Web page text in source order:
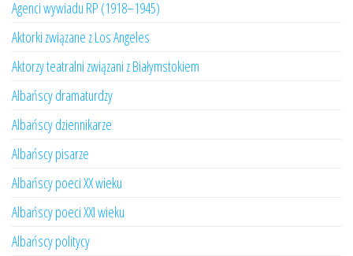
Agenci wywiadu RP (1918–1945)
Aktorki związane z Los Angeles
Aktorzy teatralni związani z Białymstokiem
Albańscy dramaturdzy
Albańscy dziennikarze
Albańscy pisarze
Albańscy poeci XX wieku
Albańscy poeci XXI wieku
Albańscy politycy